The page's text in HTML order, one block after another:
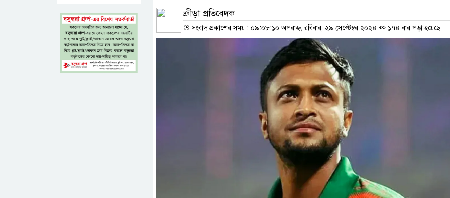
ক্রীড়া প্রতিবেদক
সংবাদ প্রকাশের সময় : ০৯:০৮:১০ অপরাহ্ন, রবিবার, ২৯ সেপ্টেম্বর ২০২৪ ১৭৪ বার পড়া হয়েছে